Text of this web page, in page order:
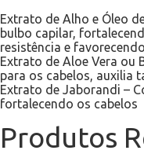
Extrato de Alho e Óleo
bulbo capilar,
resistência e
Extrato de Aloe Vera ou
para os cabelos, auxilia
Extrato de Jaborandi –
fortalecendo os cabelos
Produtos